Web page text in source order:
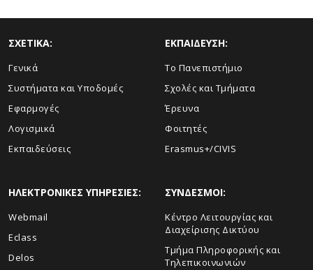
ΣΧΕΤΙΚΑ:
Γενικά
Συστήματα και Υποδομές
Εφαρμογές
Λογισμικά
Εκπαιδεύσεις
ΕΚΠΑΙΔΕΥΣΗ:
Το Πανεπιστήμιο
Σχολές και Τμήματα
Έρευνα
Φοιτητές
Erasmus+/CIVIS
ΗΛΕΚΤΡΟΝΙΚΕΣ ΥΠΗΡΕΣΙΕΣ:
Webmail
Eclass
Delos
ΣΥΝΔΕΣΜΟΙ:
Κέντρο Λειτουργίας και
Διαχείρισης Δικτύου
Τμήμα Πληροφορικής και
Τηλεπικοινωνιών